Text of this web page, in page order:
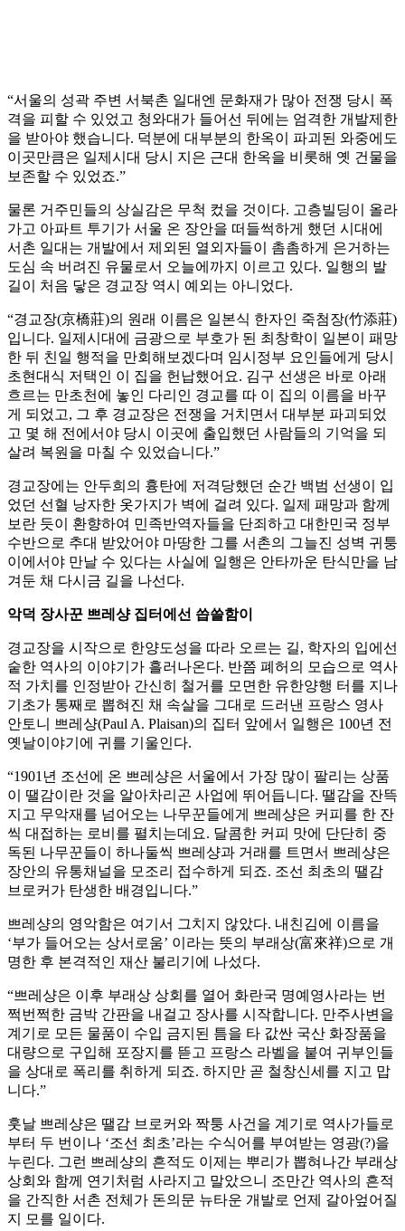
“서울의 성곽 주변 서북촌 일대엔 문화재가 많아 전쟁 당시 폭
격을 피할 수 있었고 청와대가 들어선 뒤에는 엄격한 개발제한
을 받아야 했습니다. 덕분에 대부분의 한옥이 파괴된 와중에도
이곳만큼은 일제시대 당시 지은 근대 한옥을 비롯해 옛 건물을
보존할 수 있었죠.”
물론 거주민들의 상실감은 무척 컸을 것이다. 고층빌딩이 올라
가고 아파트 투기가 서울 온 장안을 떠들썩하게 했던 시대에
서촌 일대는 개발에서 제외된 열외자들이 촘촘하게 은거하는
도심 속 버려진 유물로서 오늘에까지 이르고 있다. 일행의 발
길이 처음 닿은 경교장 역시 예외는 아니었다.
“경교장(京橋莊)의 원래 이름은 일본식 한자인 죽첨장(竹添莊)
입니다. 일제시대에 금광으로 부호가 된 최창학이 일본이 패망
한 뒤 친일 행적을 만회해보겠다며 임시정부 요인들에게 당시
초현대식 저택인 이 집을 헌납했어요. 김구 선생은 바로 아래
흐르는 만초천에 놓인 다리인 경교를 따 이 집의 이름을 바꾸
게 되었고, 그 후 경교장은 전쟁을 거치면서 대부분 파괴되었
고 몇 해 전에서야 당시 이곳에 출입했던 사람들의 기억을 되
살려 복원을 마칠 수 있었습니다.”
경교장에는 안두희의 흉탄에 저격당했던 순간 백범 선생이 입
었던 선혈 낭자한 옷가지가 벽에 걸려 있다. 일제 패망과 함께
보란 듯이 환향하여 민족반역자들을 단죄하고 대한민국 정부
수반으로 추대 받았어야 마땅한 그를 서촌의 그늘진 성벽 귀퉁
이에서야 만날 수 있다는 사실에 일행은 안타까운 탄식만을 남
겨둔 채 다시금 길을 나선다.
악덕 장사꾼 쁘레샹 집터에선 씁쓸함이
경교장을 시작으로 한양도성을 따라 오르는 길, 학자의 입에선
숱한 역사의 이야기가 흘러나온다. 반쯤 폐허의 모습으로 역사
적 가치를 인정받아 간신히 철거를 모면한 유한양행 터를 지나
기초가 통째로 뽑혀진 채 속살을 그대로 드러낸 프랑스 영사
안토니 쁘레샹(Paul A. Plaisan)의 집터 앞에서 일행은 100년 전
옛날이야기에 귀를 기울인다.
“1901년 조선에 온 쁘레샹은 서울에서 가장 많이 팔리는 상품
이 땔감이란 것을 알아차리곤 사업에 뛰어듭니다. 땔감을 잔뜩
지고 무악재를 넘어오는 나무꾼들에게 쁘레샹은 커피를 한 잔
씩 대접하는 로비를 펼치는데요. 달콤한 커피 맛에 단단히 중
독된 나무꾼들이 하나둘씩 쁘레샹과 거래를 트면서 쁘레샹은
장안의 유통채널을 모조리 접수하게 되죠. 조선 최초의 땔감
브로커가 탄생한 배경입니다.”
쁘레샹의 영악함은 여기서 그치지 않았다. 내친김에 이름을
‘부가 들어오는 상서로움’ 이라는 뜻의 부래상(富來祥)으로 개
명한 후 본격적인 재산 불리기에 나섰다.
“쁘레샹은 이후 부래상 상회를 열어 화란국 명예영사라는 번
쩍번쩍한 금박 간판을 내걸고 장사를 시작합니다. 만주사변을
계기로 모든 물품이 수입 금지된 틈을 타 값싼 국산 화장품을
대량으로 구입해 포장지를 뜯고 프랑스 라벨을 붙여 귀부인들
을 상대로 폭리를 취하게 되죠. 하지만 곧 철창신세를 지고 맙
니다.”
훗날 쁘레샹은 땔감 브로커와 짝퉁 사건을 계기로 역사가들로
부터 두 번이나 ‘조선 최초’라는 수식어를 부여받는 영광(?)을
누린다. 그런 쁘레샹의 흔적도 이제는 뿌리가 뽑혀나간 부래상
상회와 함께 연기처럼 사라지고 말았으니 조만간 역사의 흔적
을 간직한 서촌 전체가 돈의문 뉴타운 개발로 언제 갈아엎어질
지 모를 일이다.